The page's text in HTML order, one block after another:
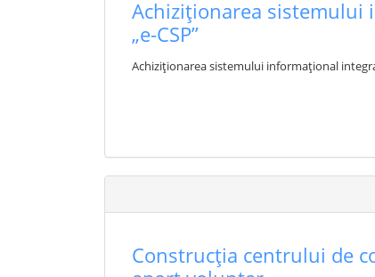
Achiziționarea
„e-CSP”
Achiziționarea sistemului informațional
Construcția centrului de